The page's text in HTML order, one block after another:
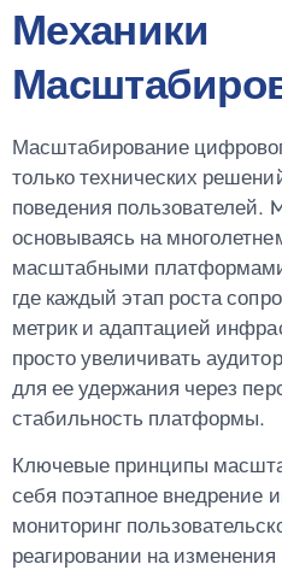
Механики
Масштабирование
только технических
поведения пользователей.
основываясь на
масштабными
где каждый этап роста
метрик и адаптацией
просто увеличивать
для ее удержания через
стабильность платформы.
Ключевые принципы
себя поэтапное внедрение
мониторинг
реагировании на